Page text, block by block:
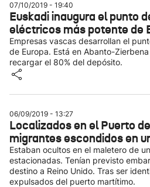
07/10/2019 - 19:40
Euskadi inaugura el punto
eléctricos más potente de
Empresas vascas desarrollan el
de Europa. Está en Abanto-
recargar el 80% del depósito.
06/09/2019 - 13:27
Localizados en el Puerto
migrantes escondidos en
Estaban ocultos en el maletero de
estacionadas. Tenían previsto
destino a Reino Unido. Tras ser
expulsados del puerto martítimo.